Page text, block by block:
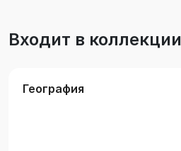
Входит в коллекции
География